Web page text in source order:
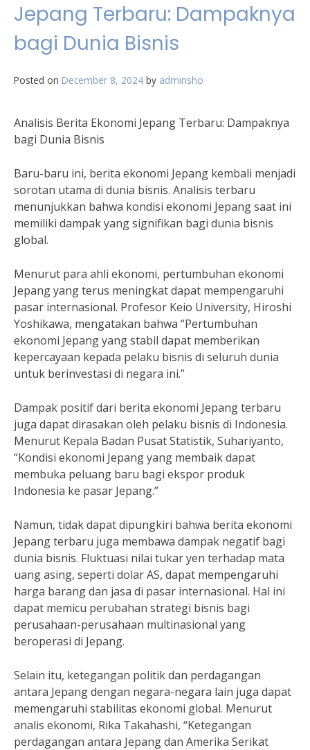
Jepang Terbaru: Dampaknya
bagi Dunia Bisnis
Posted on December 8, 2024 by adminsho
Analisis Berita Ekonomi Jepang Terbaru: Dampaknya
bagi Dunia Bisnis
Baru-baru ini, berita ekonomi Jepang kembali menjadi
sorotan utama di dunia bisnis. Analisis terbaru
menunjukkan bahwa kondisi ekonomi Jepang saat ini
memiliki dampak yang signifikan bagi dunia bisnis
global.
Menurut para ahli ekonomi, pertumbuhan ekonomi
Jepang yang terus meningkat dapat mempengaruhi
pasar internasional. Profesor Keio University, Hiroshi
Yoshikawa, mengatakan bahwa “Pertumbuhan
ekonomi Jepang yang stabil dapat memberikan
kepercayaan kepada pelaku bisnis di seluruh dunia
untuk berinvestasi di negara ini.”
Dampak positif dari berita ekonomi Jepang terbaru
juga dapat dirasakan oleh pelaku bisnis di Indonesia.
Menurut Kepala Badan Pusat Statistik, Suhariyanto,
“Kondisi ekonomi Jepang yang membaik dapat
membuka peluang baru bagi ekspor produk
Indonesia ke pasar Jepang.”
Namun, tidak dapat dipungkiri bahwa berita ekonomi
Jepang terbaru juga membawa dampak negatif bagi
dunia bisnis. Fluktuasi nilai tukar yen terhadap mata
uang asing, seperti dolar AS, dapat mempengaruhi
harga barang dan jasa di pasar internasional. Hal ini
dapat memicu perubahan strategi bisnis bagi
perusahaan-perusahaan multinasional yang
beroperasi di Jepang.
Selain itu, ketegangan politik dan perdagangan
antara Jepang dengan negara-negara lain juga dapat
memengaruhi stabilitas ekonomi global. Menurut
analis ekonomi, Rika Takahashi, “Ketegangan
perdagangan antara Jepang dan Amerika Serikat